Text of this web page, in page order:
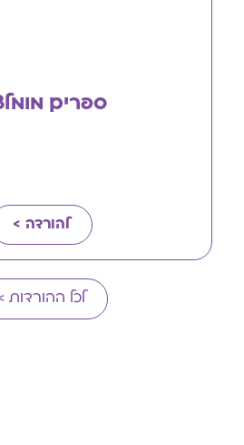
ספרים
להורדה >
לכל ההורדות